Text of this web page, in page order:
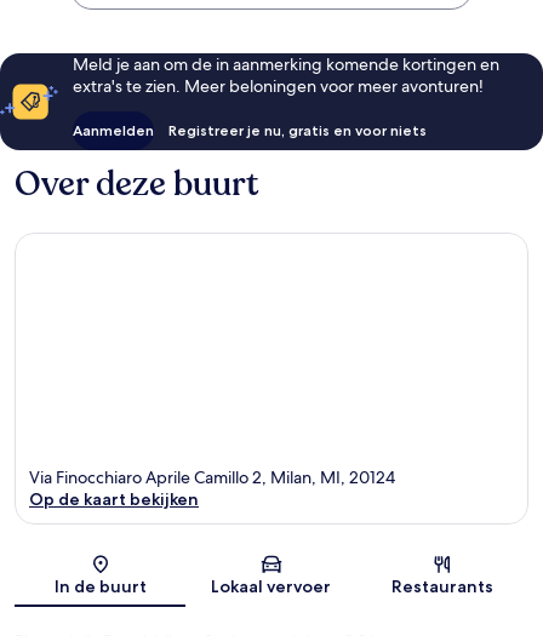
Meld je aan om de in aanmerking komende kortingen en
extra's te zien. Meer beloningen voor meer avonturen!
Aanmelden Registreer je nu, gratis en voor niets
Over deze buurt
Kaart
Via Finocchiaro Aprile Camillo 2, Milan, MI, 20124
Op de kaart bekijken
In de buurt Lokaal vervoer Restaurants